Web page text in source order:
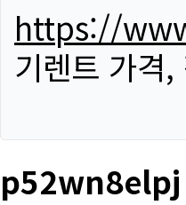
https://
기렌트 가격
p52wn8elpj